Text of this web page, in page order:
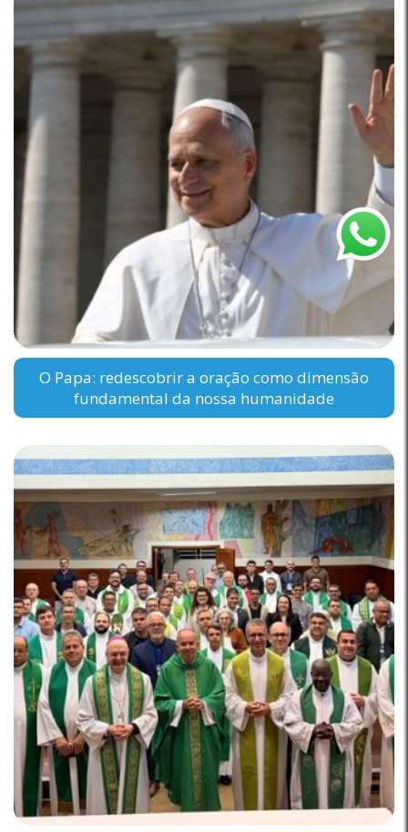
O Papa: redescobrir a oração como dimensão
fundamental da nossa humanidade